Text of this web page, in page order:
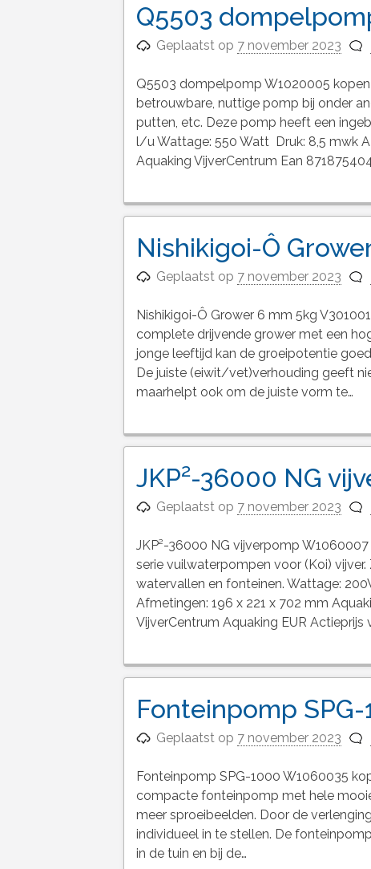
Q5503
Geplaatst op 7 november 2023
Q5503 dompelpomp W1020005
betrouwbare, nuttige pomp bij onder
putten, etc. Deze pomp heeft een
l/u Wattage: 550 Watt Druk: 8,5 mwk
Aquaking VijverCentrum Ean
Nishikigoi-Ô
Geplaatst op 7 november 2023
Nishikigoi-Ô Grower 6 mm 5kg
complete drijvende grower met een
jonge leeftijd kan de groeipotentie
De juiste (eiwit/vet)verhouding geeft
maarhelpt ook om de juiste vorm te…
JKP²-36000 NG
Geplaatst op 7 november 2023
JKP²-36000 NG vijverpomp
serie vuilwaterpompen voor (Koi)
watervallen en fonteinen. Wattage:
Afmetingen: 196 x 221 x 702 mm
VijverCentrum Aquaking EUR Actieprijs
Fonteinpomp
Geplaatst op 7 november 2023
Fonteinpomp SPG-1000 W1060035
compacte fonteinpomp met hele
meer sproeibeelden. Door de
individueel in te stellen. De
in de tuin en bij de…